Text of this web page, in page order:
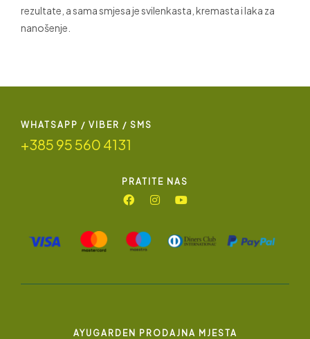
rezultate, a sama smjesa je svilenkasta, kremasta i laka za
nanošenje.
WHATSAPP / VIBER / SMS
+385 95 560 4131
PRATITE NAS
AYUGARDEN PRODAJNA MJESTA